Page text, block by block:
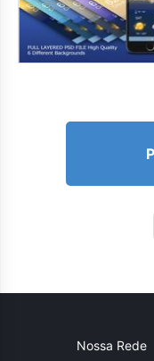
Nossa Rede